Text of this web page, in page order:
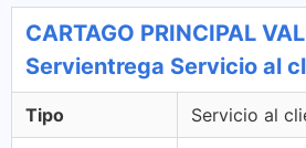
CARTAGO PRINCIPAL
Servientrega Servicio al
Tipo Servicio al